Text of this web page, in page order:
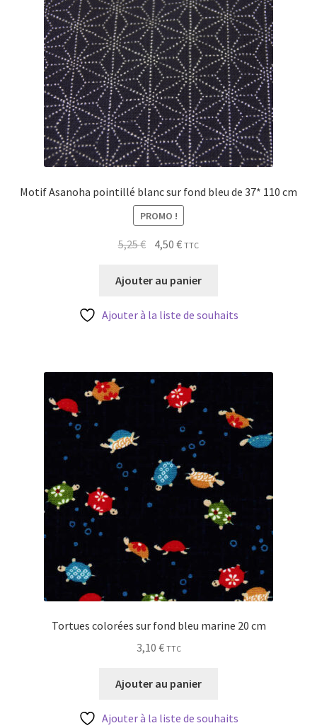
Motif Asanoha pointillé blanc sur fond bleu de 37* 110 cm
PROMO !
5,25€ Le
initial
5,25 €.
4,50€Le
actuel
4,50 €.
TTC
Ajouter au panier
Ajouter à la liste de souhaits
Tortues colorées sur fond bleu marine 20 cm
3,10 € TTC
Ajouter au panier
Ajouter à la liste de souhaits